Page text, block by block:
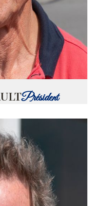
Président